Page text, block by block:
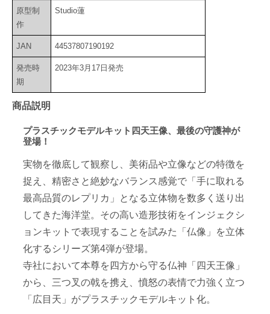
原型制
作
Studio蓮
JAN 44537807190192
発売時
期
2023年3月17日発売
商品説明
プラスチックモデルキット四天王像、最後の守護神が
登場！
実物を徹底して観察し、美術品や立像などの特徴を
捉え、精密さと絶妙なバランス感覚で「手に取れる
最高品質のレプリカ」となる立体物を数多く送り出
してきた海洋堂。その高い造形技術をインジェクシ
ョンキットで表現することを試みた「仏像」を立体
化するシリーズ第4弾が登場。
寺社において本尊を四方から守る仏神「四天王像」
から、三つ叉の戟を携え、憤怒の表情で力強く立つ
「広目天」がプラスチックモデルキット化。